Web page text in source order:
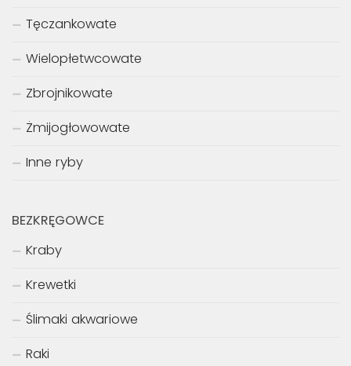
Tęczankowate
Wielopłetwcowate
Zbrojnikowate
Żmijogłowowate
Inne ryby
BEZKRĘGOWCE
Kraby
Krewetki
Ślimaki akwariowe
Raki